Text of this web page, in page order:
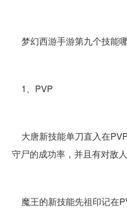
梦幻西游手游第九个技能
1、PVP
大唐新技能单刀直入在
守尸的成功率，并且有对敌
魔王的新技能先祖印记在